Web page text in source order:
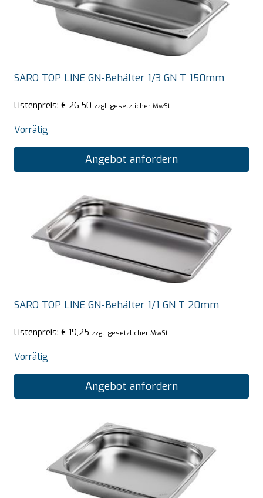
SARO TOP LINE GN-Behälter 1/3 GN T 150mm
Listenpreis: € 26,50 zzgl. gesetzlicher MwSt.
Vorrätig
Angebot anfordern
SARO TOP LINE GN-Behälter 1/1 GN T 20mm
Listenpreis: € 19,25 zzgl. gesetzlicher MwSt.
Vorrätig
Angebot anfordern